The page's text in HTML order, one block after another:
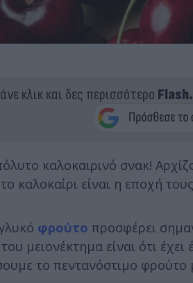
κλικ και δες περισσότερο
καλοκαιρινό σνακ!
καλοκαίρι είναι η εποχή τους
φρούτο προσφέρει
μειονέκτημα είναι ότι
το πεντανόστιμο φρούτο